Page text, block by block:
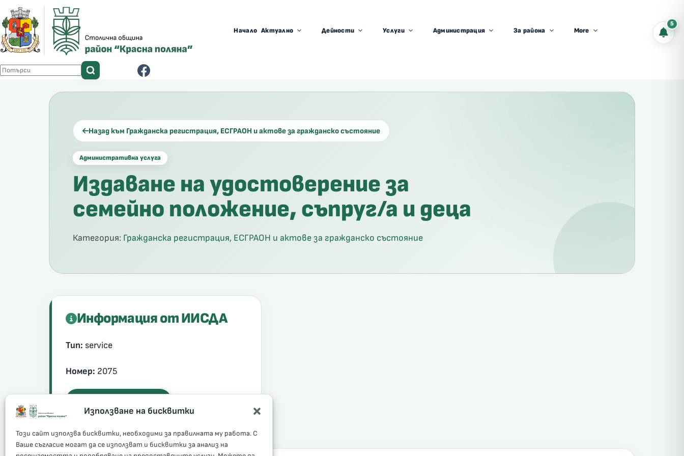
Използване на бисквитки
Този сайт използва бисквитки, необходими за правилната му работа. С
Ваше съгласие могат да се използват и бисквитки за анализ на
5
content
Начало Актуално Дейности Услуги Администрация За района More
Назад към Гражданска регистрация, ЕСГРАОН и актове за гражданско състояние
Административна услуга
Издаване на удостоверение за
семейно положение, съпруг/а и деца
Категория: Гражданска регистрация, ЕСГРАОН и актове за гражданско състояние
Информация от ИИСДА
Тип: service
Номер: 2075